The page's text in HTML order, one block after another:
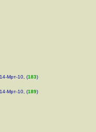
Мрт-10, (183)
Мрт-10, (189)